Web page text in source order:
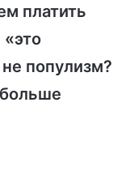
платить
не популизм?